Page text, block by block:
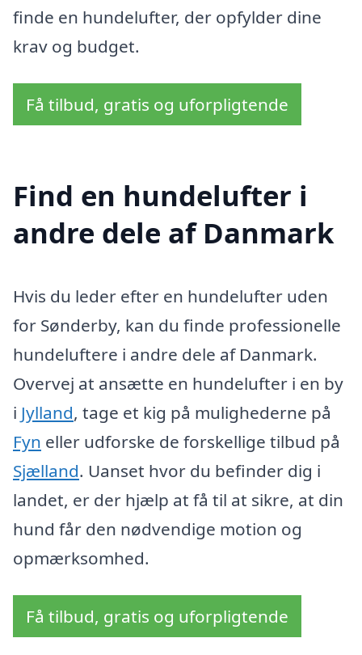
finde en hundelufter, der opfylder dine
krav og budget.
Få tilbud, gratis og uforpligtende
Find en hundelufter i
andre dele af Danmark
Hvis du leder efter en hundelufter uden
for Sønderby, kan du finde professionelle
hundeluftere i andre dele af Danmark.
Overvej at ansætte en hundelufter i en by
i Jylland, tage et kig på mulighederne på
Fyn eller udforske de forskellige tilbud på
Sjælland. Uanset hvor du befinder dig i
landet, er der hjælp at få til at sikre, at din
hund får den nødvendige motion og
opmærksomhed.
Få tilbud, gratis og uforpligtende